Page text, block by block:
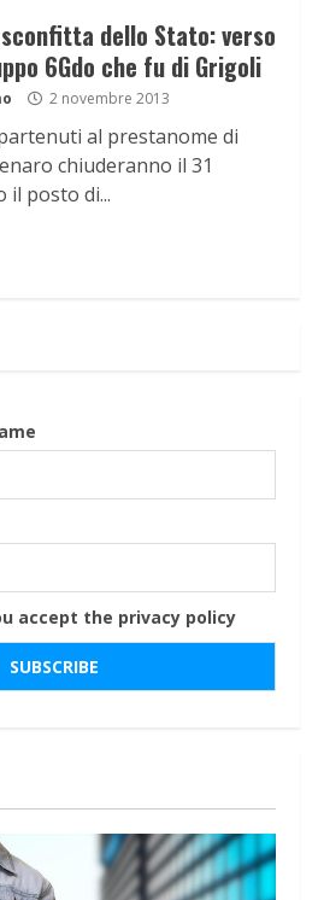
dello Stato: verso
6Gdo che fu di Grigoli
2 novembre 2013
al prestanome di
chiuderanno il 31
il posto di...
accept the privacy policy